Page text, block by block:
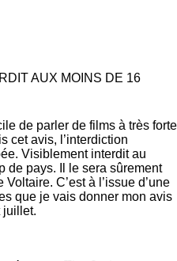
AUX MOINS DE 16
de parler de films à très forte
cet avis, l’interdiction
Visiblement interdit au
de pays. Il le sera sûrement
C’est à l’issue d’une
que je vais donner mon avis
juillet.